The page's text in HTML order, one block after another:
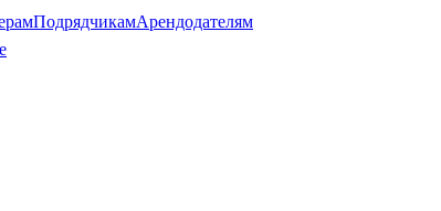
ПодрядчикамАрендодателям